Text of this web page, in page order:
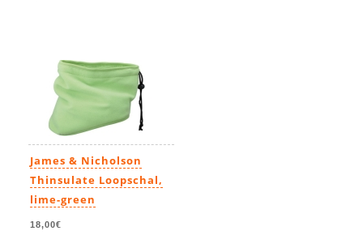
James & Nicholson
Thinsulate Loopschal,
lime-green
18,00€